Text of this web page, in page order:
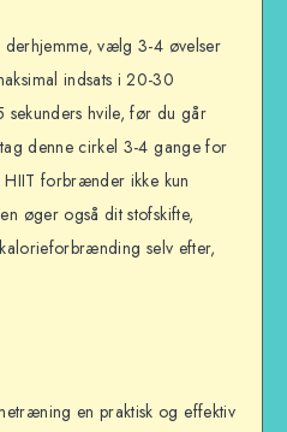
derhjemme, vælg 3-4 øvelser
indsats i 20-30
sekunders hvile, før du går
denne cirkel 3-4 gange for
forbrænder ikke kun
øger også dit stofskifte,
selv efter,
en praktisk og effektiv